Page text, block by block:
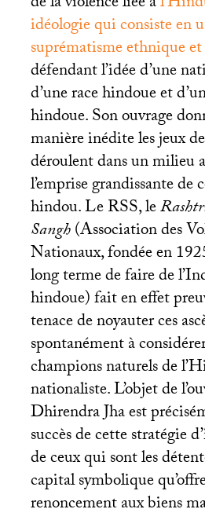
idéologie qui consiste en
suprématisme ethnique
défendant l’idée d’une
d’une race hindoue et
hindoue. Son ouvrage
manière inédite les jeux
déroulent dans un milieu
l’emprise grandissante de
hindou. LeRSS, le
Sangh(Association des
Nationaux, fondée en
long terme de faire de
hindoue) fait en effet
tenace de noyauter ces
spontanément à
champions naturels de
nationaliste. L’objet de
Dhirendra Jha est
succès de cette stratégie
de ceux qui sont les
capital symbolique
renoncement aux biens